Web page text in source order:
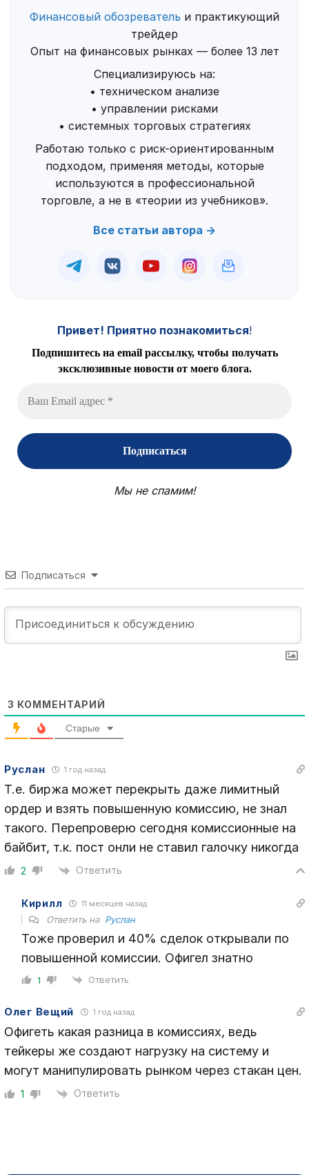
Финансовый обозреватель и практикующий
трейдер
Опыт на финансовых рынках — более 13 лет
Специализируюсь на:
• техническом анализе
• управлении рисками
• системных торговых стратегиях
Работаю только с риск-ориентированным
подходом, применяя методы, которые
используются в профессиональной
торговле, а не в «теории из учебников».
Все статьи автора →
Привет! Приятно познакомиться!
Подпишитесь на email рассылку, чтобы получать
эксклюзивные новости от моего блога.
Мы не спамим!
Подписаться
3 КОММЕНТАРИЙ
Старые
Руслан 1 год назад
Т.е. биржа может перекрыть даже лимитный
ордер и взять повышенную комиссию, не знал
такого. Перепроверю сегодня комиссионные на
байбит, т.к. пост онли не ставил галочку никогда
2 Ответить
Кирилл 11 месяцев назад
Ответить на Руслан
Тоже проверил и 40% сделок открывали по
повышенной комиссии. Офигел знатно
1 Ответить
Олег Вещий 1 год назад
Офигеть какая разница в комиссиях, ведь
тейкеры же создают нагрузку на систему и
могут манипулировать рынком через стакан цен.
1 Ответить